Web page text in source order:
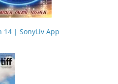
14 | SonyLiv App